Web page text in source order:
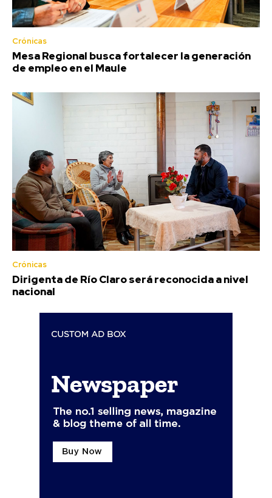
Crónicas
Mesa Regional busca fortalecer la generación
de empleo en el Maule
Crónicas
Dirigenta de Río Claro será reconocida a nivel
nacional